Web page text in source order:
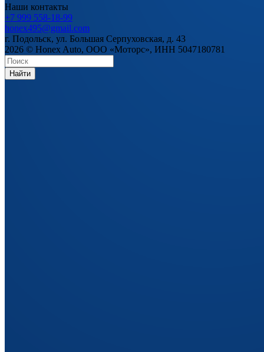
Наши контакты
+7 999 558-18-99
honex495@gmail.com
г. Подольск, ул. Большая Серпуховская, д. 43
2026 © Honex Auto, ООО «Моторс», ИНН 5047180781
Найти